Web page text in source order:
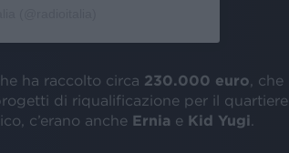
ha raccolto circa 230.000 euro , che
di riqualificazione per il quartiere
c’erano anche Ernia e Kid Yugi